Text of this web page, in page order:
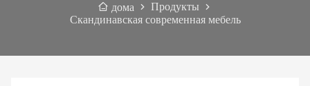
дома
Продукты
Скандинавская современная мебель